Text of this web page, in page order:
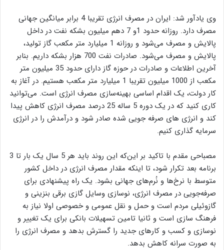
وی یادآور شد: ایران در مصرف انرژی تقریبا 4 برابر میانگین جهانی
مصرف دارد. روزانه حدود 1و 7 دهم میلیون بشکه نفت در داخل
پالایش و مصرف می‌شود و روزانه 1 میلیارد متر مکعب گاز تولید،
پالایش و مصرف می‌شود. صادرات نفت 700 هزار بشکه داریم. بنابر
آخرین اطلاعات و صادرات در حوزه گاز دارای حدود 35 میلیون متر
مکعب از 1000 میلیون تقریبا 1 میلیارد متر مکعب هستیم. در آغاز به
کار دولت، یک اقدام اساسی بهینه‌سازی مصرف انرژی است. می‌توانید
کاری کنید که در یک دوره 5 ساله 25 درصد مصرف انرژی کاهش پیدا
کند و انرژی های صرفه جویی شده صادر شود و درآمدش را در انرژی
سرمایه گذاری کنیم.
مصباحی مقدم با تاکید بر این‌که این روند باید هر 5 سال یک بار تا 3
برنامه بعد تکرار شود، تا اینکه مقدار مصرف انرژی در داخل کشور
متوسط با نرخ‌ها و نُرم‌های جهانی بشود. یک راه پیشنهادی برای
صرفه‌جویی در مصرف انرژی، نوسازی وسایل گازی برقی بنزینی و
گازوئیلی مردم است و حمل و نقل عمومی و خصوصی اولا نیاز به
فرهنگ سازی است و ثانیا تامین تسهیلات بانکی برای یک تغییر و
نوسازی و کسب و کارهای جدید را گسترش بدهد و مصرف انرژی را
به صورت سرانه کاهش بدهد.